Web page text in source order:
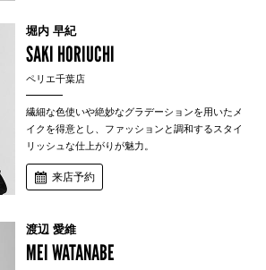
堀内 早紀
SAKI HORIUCHI
ペリエ千葉店
繊細な色使いや絶妙なグラデーションを用いたメ
イクを得意とし、ファッションと調和するスタイ
リッシュな仕上がりが魅力。
来店予約
渡辺 愛維
MEI WATANABE